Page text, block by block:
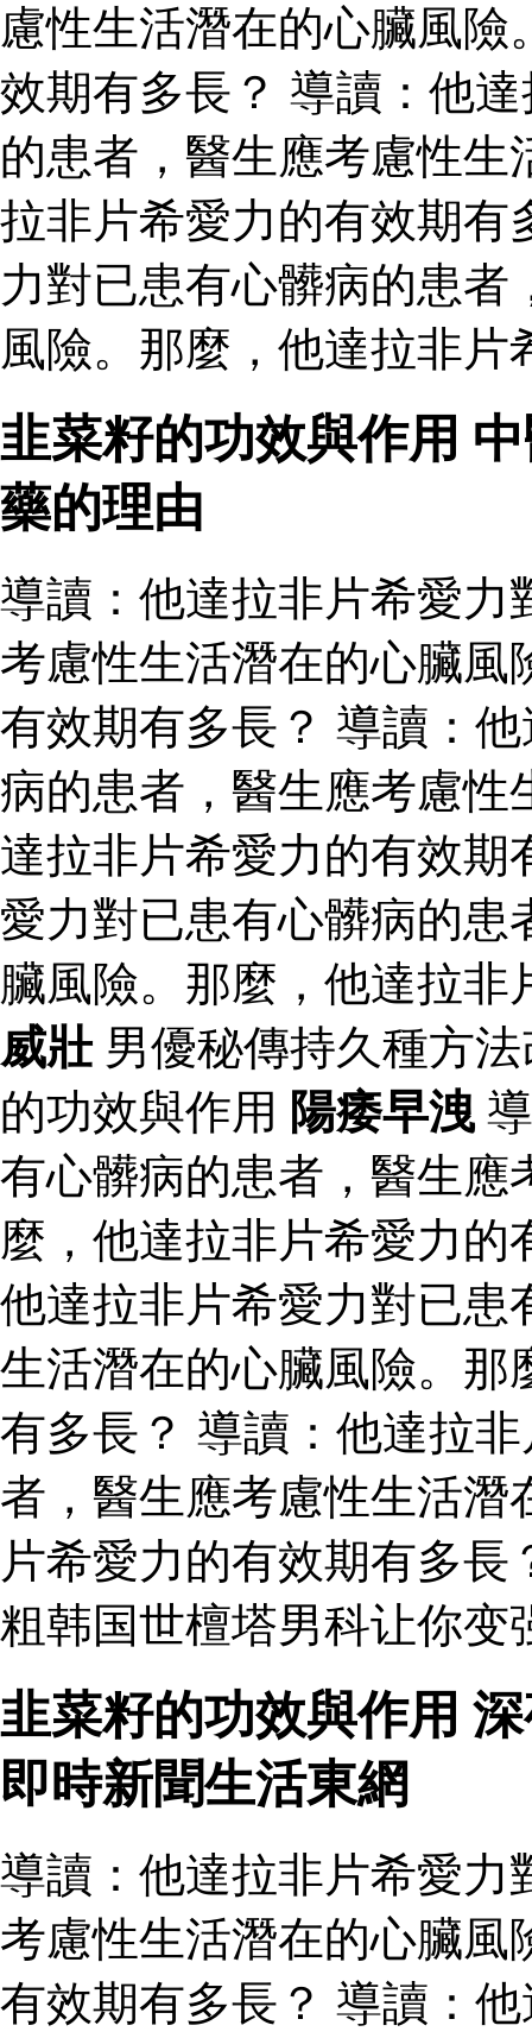
慮性生活潛在的心臟風
效期有多長？ 導讀：他
的患者，醫生應考慮性
拉非片希愛力的有效期有
力對已患有心髒病的患
風險。那麼，他達拉非
韭菜籽的功效與作用
藥的理由
導讀：他達拉非片希愛力
考慮性生活潛在的心臟風
有效期有多長？ 導讀：
病的患者，醫生應考慮性
達拉非片希愛力的有效期
愛力對已患有心髒病的患
臟風險。那麼，他達拉
威壯男優秘傳持久種方
的功效與作用 陽痿早洩
有心髒病的患者，醫生應
麼，他達拉非片希愛力
他達拉非片希愛力對已患
生活潛在的心臟風險。那
有多長？ 導讀：他達拉
者，醫生應考慮性生活潛
片希愛力的有效期有多長
粗韩国世檀塔男科让你变
韭菜籽的功效與作用
即時新聞生活東網
導讀：他達拉非片希愛力
考慮性生活潛在的心臟風
有效期有多長？ 導讀：